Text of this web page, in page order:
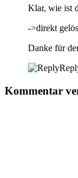
Klar, wie ist
->direkt
Danke für
Kommentar